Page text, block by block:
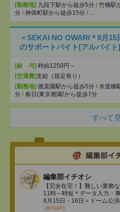
[勤務地] 九段下駅から徒歩5分 / 竹橋駅
分 / 神保町駅から徒歩15分 / …
＜SEKAI NO OWARI＊8月
のサポートバイト[アルバイト]
[給 与] 時給1250円～
[交通費]支給（規定有り）
[勤務地] 後楽園駅から徒歩5分 / 水道橋
分 / 春日(東京都)駅から徒歩7分
すべて
編集部イチオシ
【完全在宅！】難しい業務
11時～時短＊データ入力・
8月15日・16日＞ドーム公
(8/7UP!)